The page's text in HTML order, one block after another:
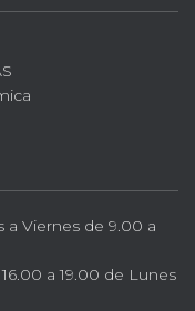
Viernes de 9.00 a
a 19.00 de Lunes